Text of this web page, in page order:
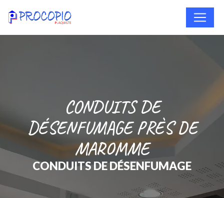
CONDUITS DE
DÉSENFUMAGE PRÈS DE
MAROMME
CONDUITS DE DÉSENFUMAGE